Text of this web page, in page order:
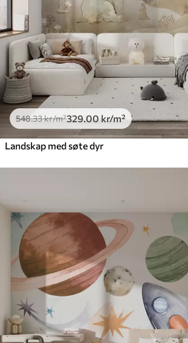
548.33kr/m²329.00 kr/m²
Landskap med søte dyr